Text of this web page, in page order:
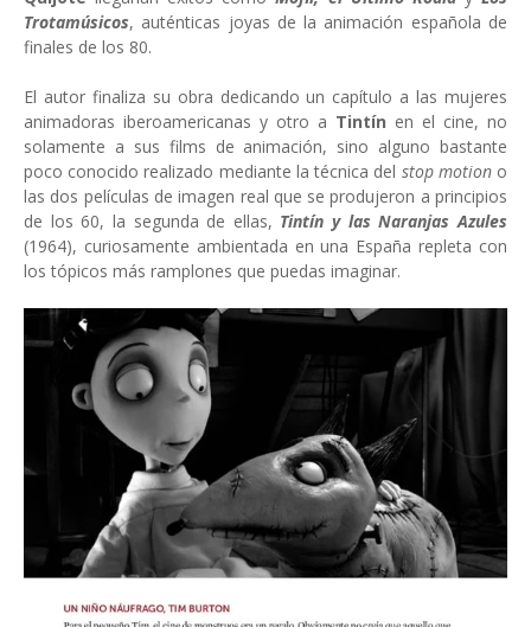
Trotamúsicos, auténticas joyas de la animación española de
finales de los 80.
El autor finaliza su obra dedicando un capítulo a las mujeres
animadoras iberoamericanas y otro a Tintín en el cine, no
solamente a sus films de animación, sino alguno bastante
poco conocido realizado mediante la técnica del stop motiono
las dos películas de imagen real que se produjeron a principios
de los 60, la segunda de ellas, Tintín y las Naranjas Azules
(1964), curiosamente ambientada en una España repleta con
los tópicos más ramplones que puedas imaginar.